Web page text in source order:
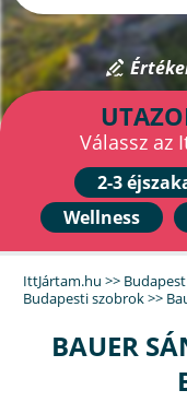
Válassz az
2-3
Wellness
IttJártam.hu >> Budapest
Budapesti szobrok>>
BAUER